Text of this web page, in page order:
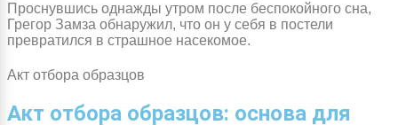
Проснувшись однажды утром после беспокойного сна,
Грегор Замза обнаружил, что он у себя в постели
превратился в страшное насекомое.
Акт отбора образцов
Акт отбора образцов: основа для